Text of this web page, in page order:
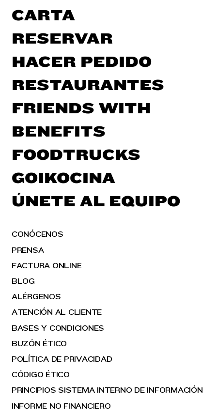
CARTA
RESERVAR
HACER PEDIDO
RESTAURANTES
FRIENDS WITH
BENEFITS
FOODTRUCKS
GOIKOCINA
ÚNETE AL EQUIPO
CONÓCENOS
PRENSA
FACTURA ONLINE
BLOG
ALÉRGENOS
ATENCIÓN AL CLIENTE
BASES Y CONDICIONES
BUZÓN ÉTICO
POLÍTICA DE PRIVACIDAD
CÓDIGO ÉTICO
PRINCIPIOS SISTEMA INTERNO DE INFORMACIÓN
INFORME NO FINANCIERO